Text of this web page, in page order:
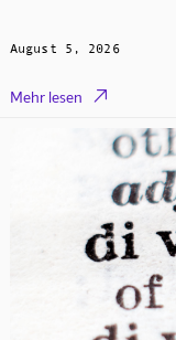
August 5, 2026
Mehr lesen 